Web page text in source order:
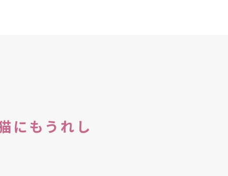
にもうれし